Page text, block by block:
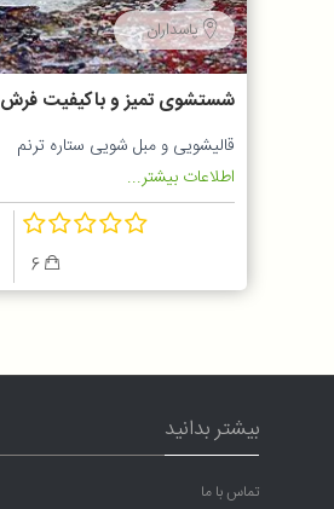
پاسداران
شستشوی تمیز و باکیفیت فرش
قالیشویی و مبل شویی ستاره ترنم
اطلاعات بیشتر...
6
بیشتر بدانید
تماس با ما